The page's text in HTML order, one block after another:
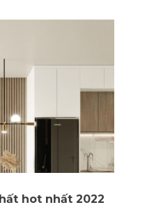
hot nhất 2022